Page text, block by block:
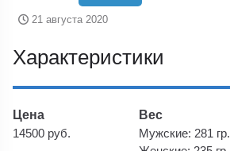
21 августа 2020
Характеристики
Цена
14500 руб.
Вес
Мужские: 281 гр.